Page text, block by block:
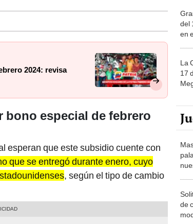
2024: revisa
bono especial de febrero
que se entregó durante enero, cuyo
, según el tipo de cambio
del
en
17
de